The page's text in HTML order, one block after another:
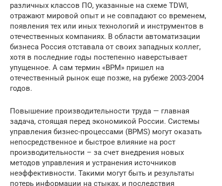
различных классов ПО, указанные на схеме TDWI,
отражают мировой опыт и не совпадают со временем,
появления тех или иных технологий и инструментов в
отечественных компаниях. В области автоматизации
бизнеса Россия отставала от своих западных коллег,
хотя в последние годы постепенно наверстывает
упущенное. А сам термин «BPM» пришел на
отечественный рынок еще позже, на рубеже 2003-2004
годов.
Повышение производительности труда — главная
задача, стоящая перед экономикой России. Системы
управления бизнес-процессами (BPMS) могут оказать
непосредственное и быстрое влияние на рост
производительности – за счет внедрения новых
методов управления и устранения источников
неэффективности. Такими могут быть и результаты
потерь информации на стыках, и последствия